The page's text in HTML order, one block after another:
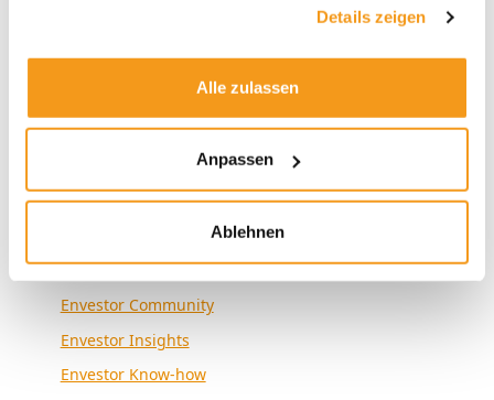
Details zeigen
Alle zulassen
Anpassen
Ablehnen
Kategorien
Envestor Academy
Envestor Community
Envestor Insights
Envestor Know-how